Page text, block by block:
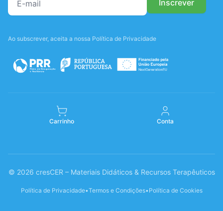
Ao subscrever, aceita a nossa Política de Privacidade
Carrinho Conta
© 2026 cresCER – Materiais Didáticos & Recursos Terapêuticos
Política de Privacidade•Termos e Condições•Política de Cookies